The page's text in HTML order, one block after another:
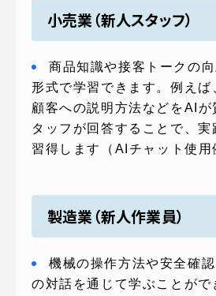
小売業（新人スタッフ）
商品知識や接客トークの
形式で学習できます。例えば
顧客への説明方法などをAIが
タッフが回答することで、実
習得します（AIチャット使用
製造業（新人作業員）
機械の操作方法や安全確
の対話を通じて学ぶことがで